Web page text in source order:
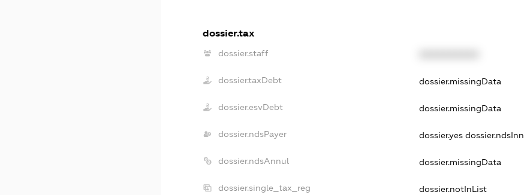
dossier.tax
dossier.staff
dossier.taxDebt dossier.missingData
dossier.esvDebt dossier.missingData
dossier.ndsPayer dossier.yes
dossier.ndsAnnul dossier.missingData
dossier.single_tax_reg dossier.notInList